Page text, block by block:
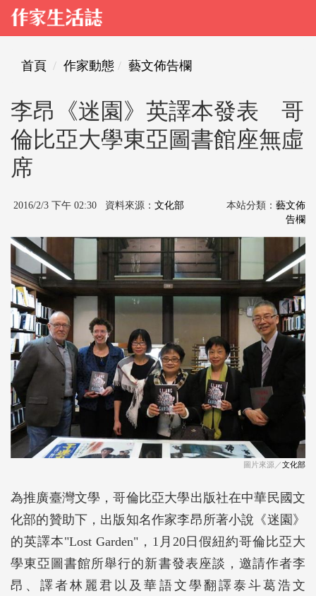
首頁 作家動態 藝文佈告欄
李昂《迷園》英譯本發表 哥
倫比亞大學東亞圖書館座無虛
席
2016/2/3 下午 02:30 資料來源： 文化部 本站分類： 藝文佈
告欄
圖片來源／文化部
為推廣臺灣文學，哥倫比亞大學出版社在中華民國文
化部的贊助下，出版知名作家李昂所著小說《迷園》
的英譯本"Lost Garden"，1月20日假紐約哥倫比亞大
學東亞圖書館所舉行的新書發表座談，邀請作者李
昂、譯者林麗君以及華語文學翻譯泰斗葛浩文